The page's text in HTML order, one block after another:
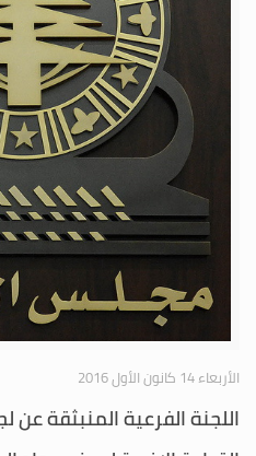
الأربعاء 14 كانون الأول 2016
اللجنة الفرعية المنبثقة عن